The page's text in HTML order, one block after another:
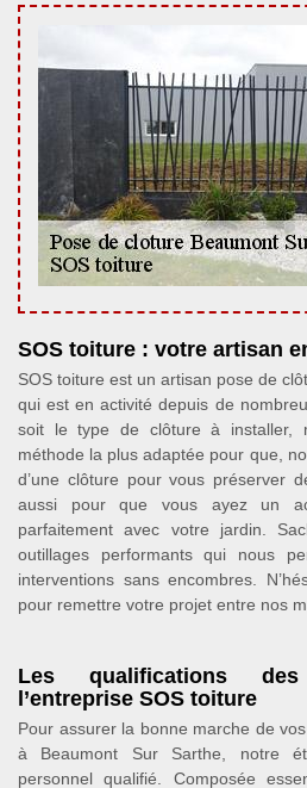
SOS toiture : votre artisan
SOS toiture est un artisan pose de
qui est en activité depuis de
soit le type de clôture à installer,
méthode la plus adaptée pour que,
d’une clôture pour vous préserver
aussi pour que vous ayez un
parfaitement avec votre jardin.
outillages performants qui nous
interventions sans encombres.
pour remettre votre projet entre nos
Les qualifications
l’entreprise SOS toiture
Pour assurer la bonne marche de
à Beaumont Sur Sarthe, notre
personnel qualifié. Composée